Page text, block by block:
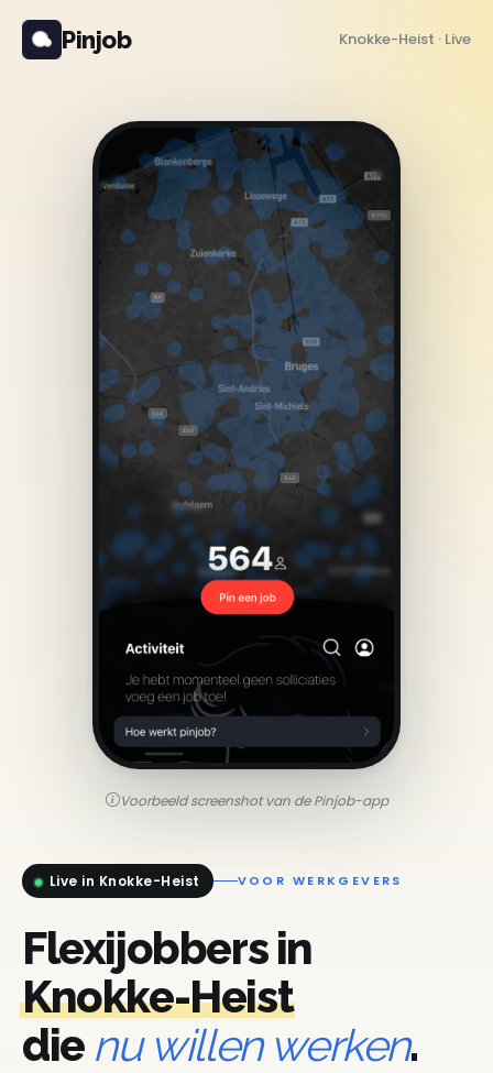
Pinjob Knokke-Heist · Live
Voorbeeld screenshot van de Pinjob-app
Live in Knokke-Heist VOOR WERKGEVERS
Flexijobbers in
Knokke-Heist
die nu willen werken.